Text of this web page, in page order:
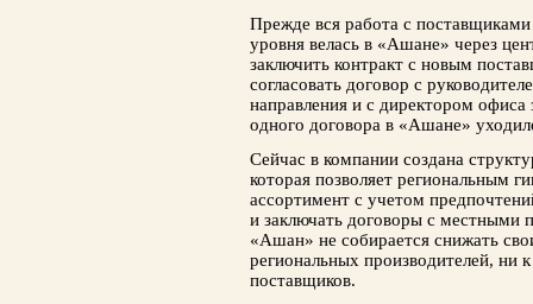
Прежде вся работа с поставщиками
уровня велась в «Ашане» через
заключить контракт с новым
согласовать договор с
направления и с директором
одного договора в «Ашане»
Сейчас в компании создана
которая позволяет региональным
ассортимент с учетом
и заключать договоры с местными
«Ашан» не собирается снижать
региональных производителей, ни
поставщиков.